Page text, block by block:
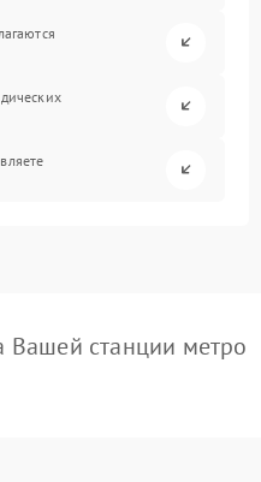
станции метро